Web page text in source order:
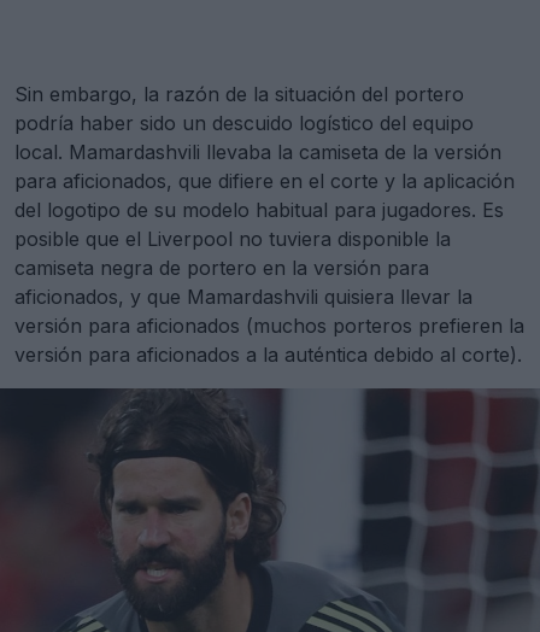
Sin embargo, la razón de la situación del portero
podría haber sido un descuido logístico del equipo
local. Mamardashvili llevaba la camiseta de la versión
para aficionados, que difiere en el corte y la aplicación
del logotipo de su modelo habitual para jugadores. Es
posible que el Liverpool no tuviera disponible la
camiseta negra de portero en la versión para
aficionados, y que Mamardashvili quisiera llevar la
versión para aficionados (muchos porteros prefieren la
versión para aficionados a la auténtica debido al corte).